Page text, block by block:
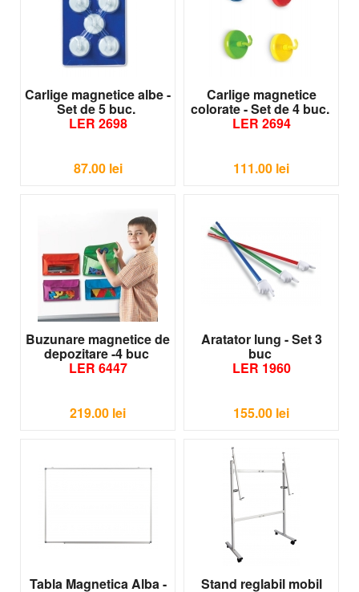
Carlige magnetice albe -
Set de 5 buc.
LER 2698
87.00 lei
Carlige magnetice
colorate - Set de 4 buc.
LER 2694
111.00 lei
Buzunare magnetice de
depozitare -4 buc
LER 6447
219.00 lei
Aratator lung - Set 3
buc
LER 1960
155.00 lei
Tabla Magnetica Alba - Stand reglabil mobil